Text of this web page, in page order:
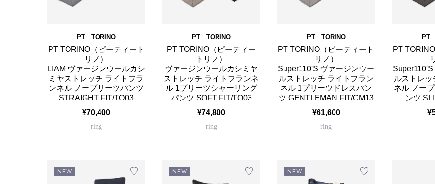
PT TORINO
PT TORINO（ピーティート
リノ）
LIAM ヴァージンウールカシ
ミヤストレッチ ライトフラ
ンネル ノープリーツパンツ
STRAIGHT FIT/TO03
¥70,400
ring
PT TORINO
PT TORINO（ピーティー
トリノ）
ヴァージンウールカシミヤ
ストレッチ ライトフランネ
ル 1プリーツシャーリング
パンツ SOFT FIT/TO03
¥74,800
ring
PT TORINO
PT TORINO（ピーティート
リノ）
Super110'S ヴァージンウー
ルストレッチ ライトフラン
ネル 1プリーツドレスパン
ツ GENTLEMAN FIT/CM13
¥61,600
ring
PT
PT
ルストレ
ネル ノー
ンツ
NEW NEW NEW